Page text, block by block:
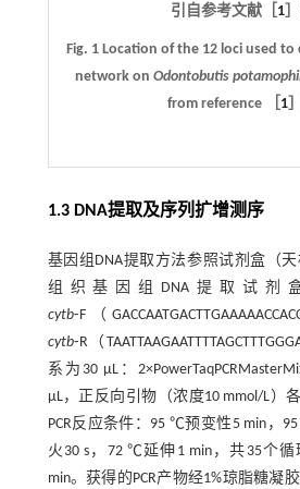
引自参考文献［1］
Fig. 1 Location of the 12 loci used
network on Odontobutis
from reference ［1
1.3 DNA提取及序列扩增测序
基因组DNA提取方法参照试剂盒（
组织基因组DNA提取试剂
cytb⁃F（
cytb⁃R（
系为30 μL：
μL，正反向引物（浓度10 mmol/L）
PCR反应条件：95 ℃预变性5 min，
火30 s，72 ℃延伸1 min，共35个
min。获得的PCR产物经1%琼脂糖凝